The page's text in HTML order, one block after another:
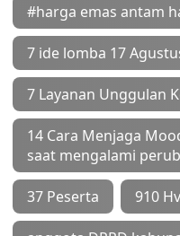
#harga emas antam
7 ide lomba 17
7 Layanan Unggulan
14 Cara Menjaga
saat mengalami
37 Peserta 910